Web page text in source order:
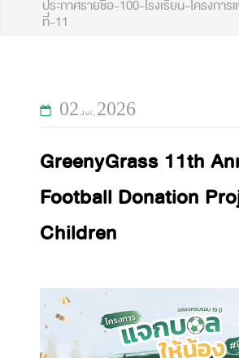
ประกาศรายชื่อ-100-โรงเรียน-โครงกา
ที่-11
02 Jul 2026
GreenyGrass 11th
Football Donation
Children